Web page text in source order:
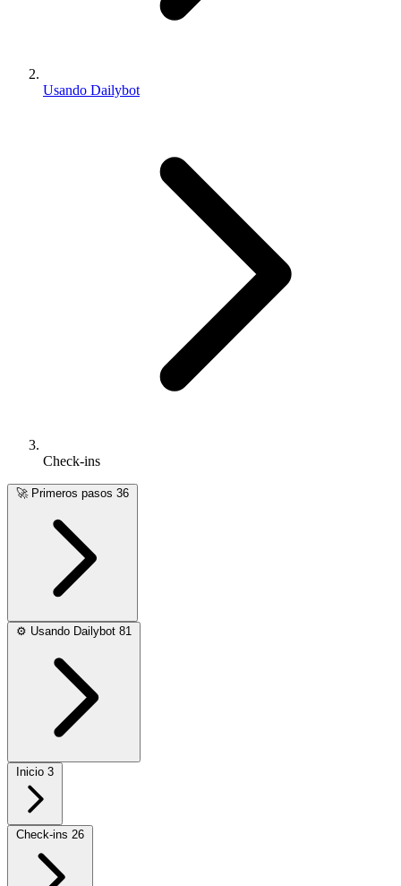
Usando Dailybot
Check-ins
🚀 Primeros pasos 36
⚙️ Usando Dailybot 81
Inicio 3
Check-ins 26